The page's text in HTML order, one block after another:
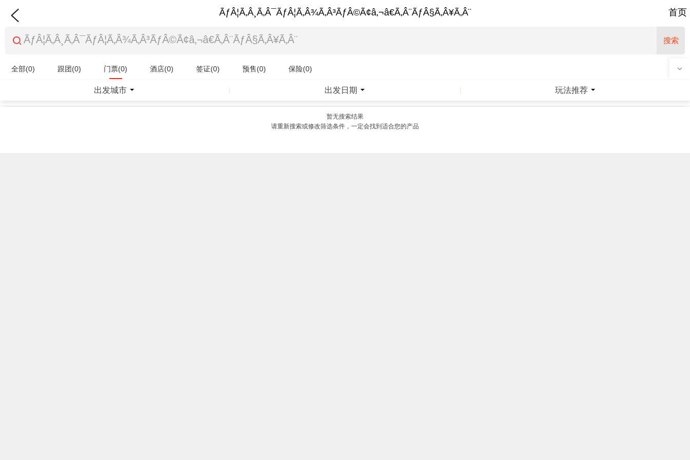
ÃƒÂ¦Ã‚Â¸Ã‚Â¯ÃƒÂ¦Ã‚Â¾Ã‚Â³ÃƒÂ©Ã¢â‚¬â€Ã‚Â¨ÃƒÂ§Ã‚Â¥Ã‚Â¨ 首页
搜索
全部(0) 跟团(0) 门票(0) 酒店(0) 签证(0) 预售(0) 保险(0)
出发城市 出发日期 玩法推荐
暂无搜索结果
请重新搜索或修改筛选条件，一定会找到适合您的产品